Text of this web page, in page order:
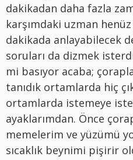
dakikadan daha fazla
karşımdaki uzman
dakikada anlayabilecek
soruları da dizmek
mi basıyor acaba;
tanıdık ortamlarda hiç
ortamlarda istemeye
ayaklarımdan. Önce
memelerim ve yüzümü
sıcaklık beynimi pişirir